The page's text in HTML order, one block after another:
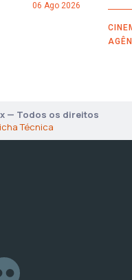
06 Ago 2026
— Todos os direitos
Técnica